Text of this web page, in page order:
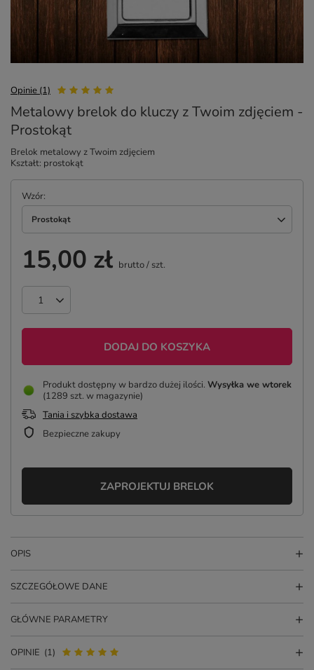
Opinie (1)
Metalowy brelok do kluczy z Twoim zdjęciem -
Prostokąt
Brelok metalowy z Twoim zdjęciem
Kształt: prostokąt
Wzór
Prostokąt
15,00 zł brutto/ szt.
DODAJ DO KOSZYKA
Produkt dostępny w bardzo dużej ilości Wysyłka we wtorek
(1289 szt. w magazynie)
Tania i szybka dostawa
Bezpieczne zakupy
ZAPROJEKTUJ BRELOK
OPIS
SZCZEGÓŁOWE DANE
GŁÓWNE PARAMETRY
OPINIE (1)